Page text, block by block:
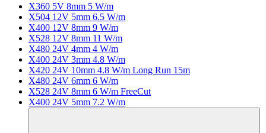
X360 5V 8mm 5 W/m
X504 12V 5mm 6.5 W/m
X400 12V 8mm 9 W/m
X528 12V 8mm 11 W/m
X480 24V 4mm 4 W/m
X400 24V 3mm 4.8 W/m
X420 24V 10mm 4.8 W/m Long Run 15m
X480 24V 6mm 6 W/m
X528 24V 8mm 6 W/m FreeCut
X400 24V 5mm 7.2 W/m